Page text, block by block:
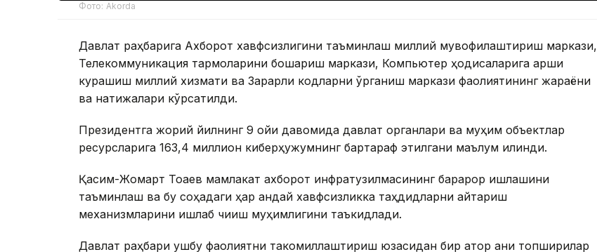
Фото: Akorda
Давлат раҳбарига Ахборот хавфсизлигини таъминлаш миллий мувофиқлаштириш маркази,
Телекоммуникация тармоқларини бошқариш маркази, Компьютер ҳодисаларига қарши
курашиш миллий хизмати ва Зарарли кодларни ўрганиш маркази фаолиятининг жараёни
ва натижалари кўрсатилди.
Президентга жорий йилнинг 9 ойи давомида давлат органлари ва муҳим объектлар
ресурсларига 163,4 миллион киберҳужумнинг бартараф этилгани маълум қилинди.
Қасим-Жомарт Тоқаев мамлакат ахборот инфратузилмасининг барқарор ишлашини
таъминлаш ва бу соҳадаги ҳар қандай хавфсизликка таҳдидларни қайтариш
механизмларини ишлаб чиқиш муҳимлигини таъкидлади.
Давлат раҳбари ушбу фаолиятни такомиллаштириш юзасидан бир қатор аниқ топшириқлар